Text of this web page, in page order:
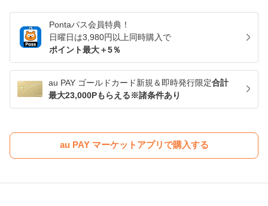
Pontaパス会員特典！
日曜日は3,980円以上同時購入で
ポイント最大＋5％
au PAY ゴールドカード新規＆即時発行限定合計
最大23,000Pもらえる※諸条件あり
au PAY マーケットアプリで購入する